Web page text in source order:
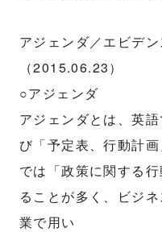
アジェンダ／エビデ
（2015.06.23）
○アジェンダ
アジェンダとは、英
び「予定表、行動計
では「政策に関する
ることが多く、ビジ
業で用い